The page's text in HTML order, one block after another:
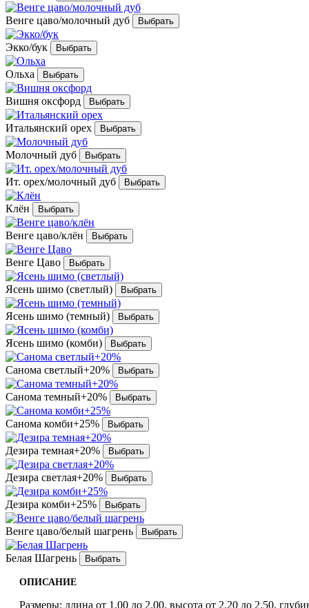
Венге цаво/молочный дуб
Экко/бук
Ольха
Вишня оксфорд
Итальянский орех
Молочный дуб
Ит. орех/молочный дуб
Клён
Венге цаво/клён
Венге Цаво
Ясень шимо (светлый)
Ясень шимо (темный)
Ясень шимо (комби)
Санома светлый+20%
Санома темный+20%
Санома комби+25%
Дезира темная+20%
Дезира светлая+20%
Дезира комби+25%
Венге цаво/белый шагрень
Белая Шагрень
ОПИСАНИЕ
Размеры: длина от 1.00 до 2.00, высота от 2.20 до 2.50,